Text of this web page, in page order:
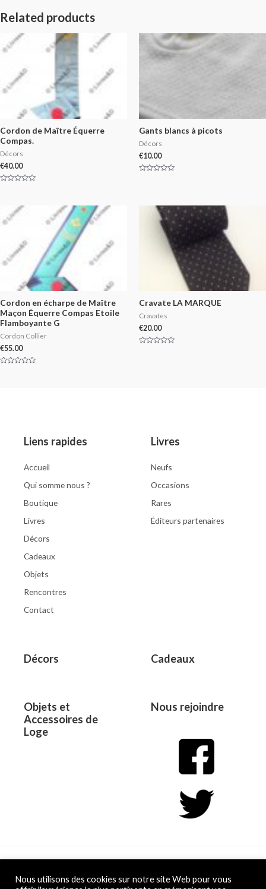
Related products
Cordon de Maître Équerre
Compas.
Décors
€40.00
Gants blancs à picots
Décors
€10.00
Cordon en écharpe de Maître
Maçon Équerre Compas Etoile
Flamboyante G
Cordon Collier
€55.00
Cravate LA MARQUE
Cravates
€20.00
Liens rapides
Accueil
Qui somme nous ?
Boutique
Livres
Décors
Cadeaux
Objets
Rencontres
Contact
Livres
Neufs
Occasions
Rares
Éditeurs partenaires
Décors Cadeaux
Objets et
Accessoires de
Loge
Nous rejoindre
Copyright © 2026 L&D
Nous utilisons des cookies sur notre site Web pour vous